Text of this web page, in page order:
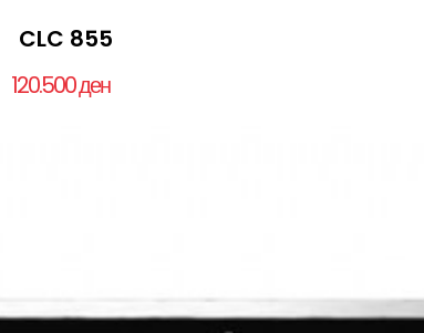
CLC 855
120.500 ден